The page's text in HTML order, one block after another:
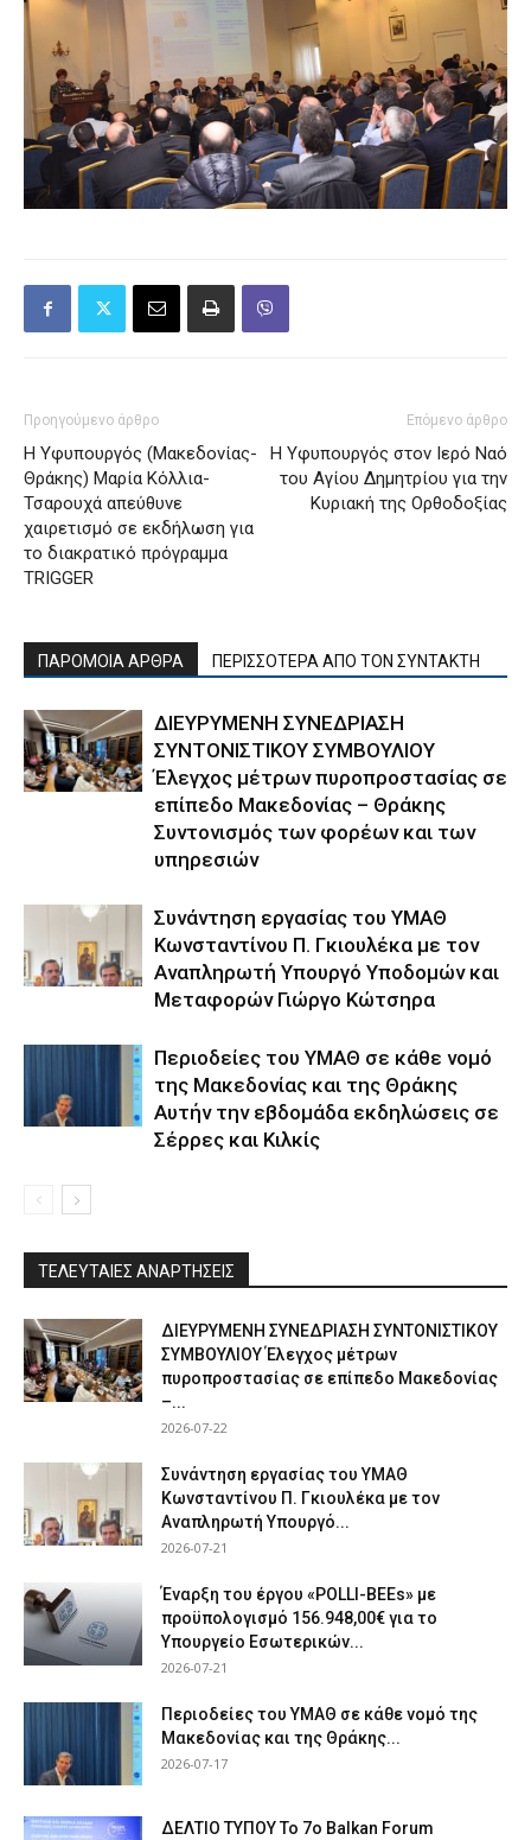
Προηγούμενο άρθρο
H Υφυπουργός (Μακεδονίας-
Θράκης) Μαρία Κόλλια-
Τσαρουχά απεύθυνε
χαιρετισμό σε εκδήλωση για
το διακρατικό πρόγραμμα
TRIGGER
Επόμενο άρθρο
Η Υφυπουργός στον Ιερό Ναό
του Αγίου Δημητρίου για την
Κυριακή της Ορθοδοξίας
ΠΑΡΟΜΟΙΑ ΑΡΘΡΑ ΠΕΡΙΣΣΟΤΕΡΑ ΑΠΟ ΤΟΝ ΣΥΝΤΑΚΤΗ
ΔΙΕΥΡΥΜΕΝΗ ΣΥΝΕΔΡΙΑΣΗ
ΣΥΝΤΟΝΙΣΤΙΚΟΥ ΣΥΜΒΟΥΛΙΟΥ
Έλεγχος μέτρων πυροπροστασίας σε
επίπεδο Μακεδονίας – Θράκης
Συντονισμός των φορέων και των
υπηρεσιών
Συνάντηση εργασίας του ΥΜΑΘ
Κωνσταντίνου Π. Γκιουλέκα με τον
Αναπληρωτή Υπουργό Υποδομών και
Μεταφορών Γιώργο Κώτσηρα
Περιοδείες του ΥΜΑΘ σε κάθε νομό
της Μακεδονίας και της Θράκης
Αυτήν την εβδομάδα εκδηλώσεις σε
Σέρρες και Κιλκίς
ΤΕΛΕΥΤΑΙΕΣ ΑΝΑΡΤΗΣΕΙΣ
ΔΙΕΥΡΥΜΕΝΗ ΣΥΝΕΔΡΙΑΣΗ ΣΥΝΤΟΝΙΣΤΙΚΟΥ
ΣΥΜΒΟΥΛΙΟΥ Έλεγχος μέτρων
πυροπροστασίας σε επίπεδο Μακεδονίας
–...
2026-07-22
Συνάντηση εργασίας του ΥΜΑΘ
Κωνσταντίνου Π. Γκιουλέκα με τον
Αναπληρωτή Υπουργό...
2026-07-21
Έναρξη του έργου «POLLI-BEEs» με
προϋπολογισμό 156.948,00€ για το
Υπουργείο Εσωτερικών...
2026-07-21
Περιοδείες του ΥΜΑΘ σε κάθε νομό της
Μακεδονίας και της Θράκης...
2026-07-17
ΔΕΛΤΙΟ ΤΥΠΟΥ Το 7ο Balkan Forum